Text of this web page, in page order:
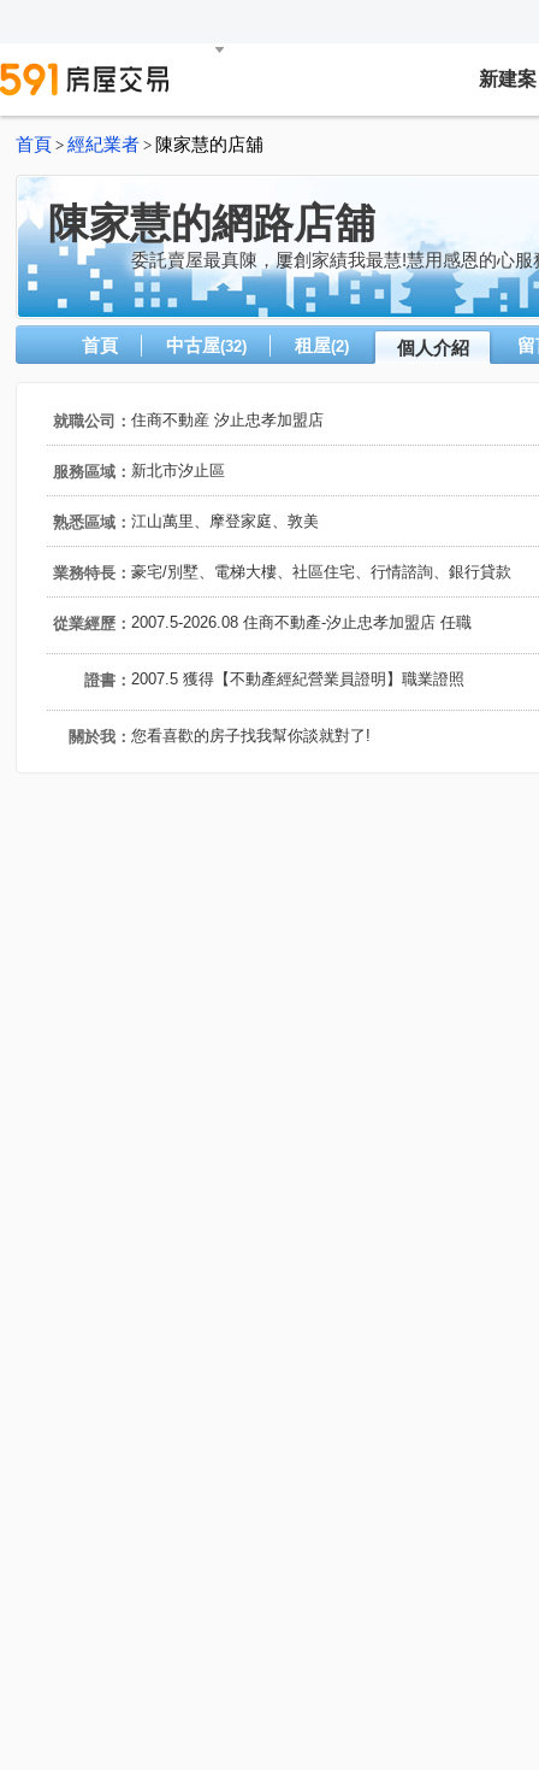
新建案
首頁 > 經紀業者 > 陳家慧的店舖
陳家慧的網路店舖
委託賣屋最真陳，屢創家績我最慧!慧用感恩的心服
首頁 中古屋(32) 租屋(2) 個人介紹
就職公司： 住商不動産 汐止忠孝加盟店
服務區域： 新北市汐止區
熟悉區域： 江山萬里、摩登家庭、敦美
業務特長： 豪宅/別墅、電梯大樓、社區住宅、行情諮詢、銀行貸款
從業經歷： 2007.5-2026.08 住商不動產-汐止忠孝加盟店 任職
證書： 2007.5 獲得【不動產經紀營業員證明】職業證照
關於我： 您看喜歡的房子找我幫你談就對了!